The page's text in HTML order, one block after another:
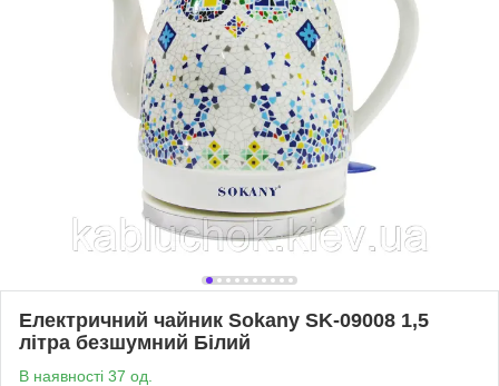
Електричний чайник Sokany SK-09008 1,5
літра безшумний Білий
В наявності 37 од.